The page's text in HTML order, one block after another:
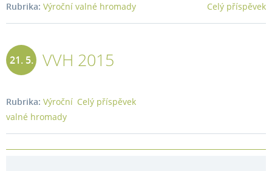
Celý příspěvek
Rubrika: Výroční valné hromady
21. 5. VVH 2015
Celý příspěvek
Rubrika: Výroční
valné hromady